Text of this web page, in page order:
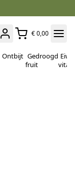
€ 0,00
Ontbijt Gedroogd
fruit